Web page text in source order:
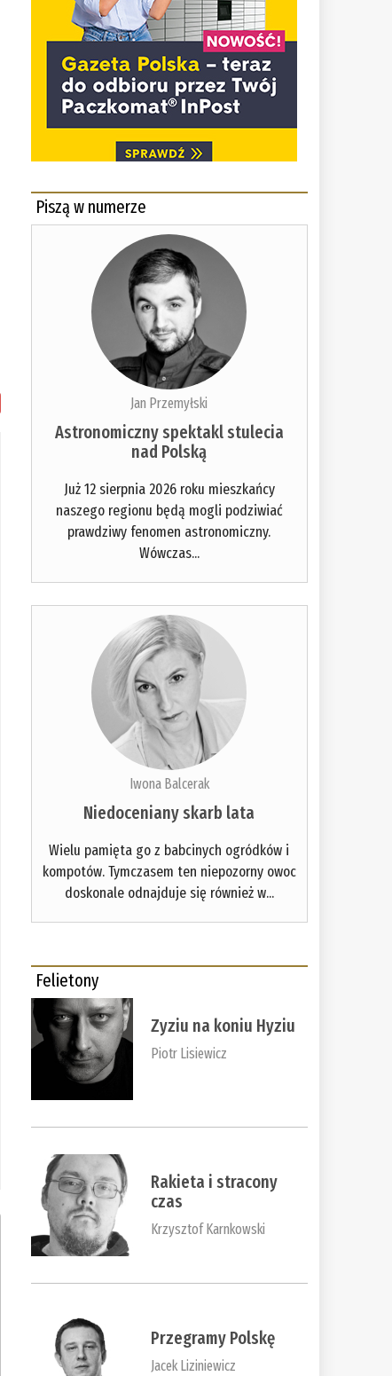
Piszą w numerze
Jan Przemyłski
Astronomiczny spektakl stulecia
nad Polską
Już 12 sierpnia 2026 roku mieszkańcy
naszego regionu będą mogli podziwiać
prawdziwy fenomen astronomiczny.
Wówczas...
Iwona Balcerak
Niedoceniany skarb lata
Wielu pamięta go z babcinych ogródków i
kompotów. Tymczasem ten niepozorny owoc
doskonale odnajduje się również w...
Felietony
Zyziu na koniu Hyziu
Piotr Lisiewicz
Rakieta i stracony
czas
Krzysztof Karnkowski
Przegramy Polskę
Jacek Liziniewicz